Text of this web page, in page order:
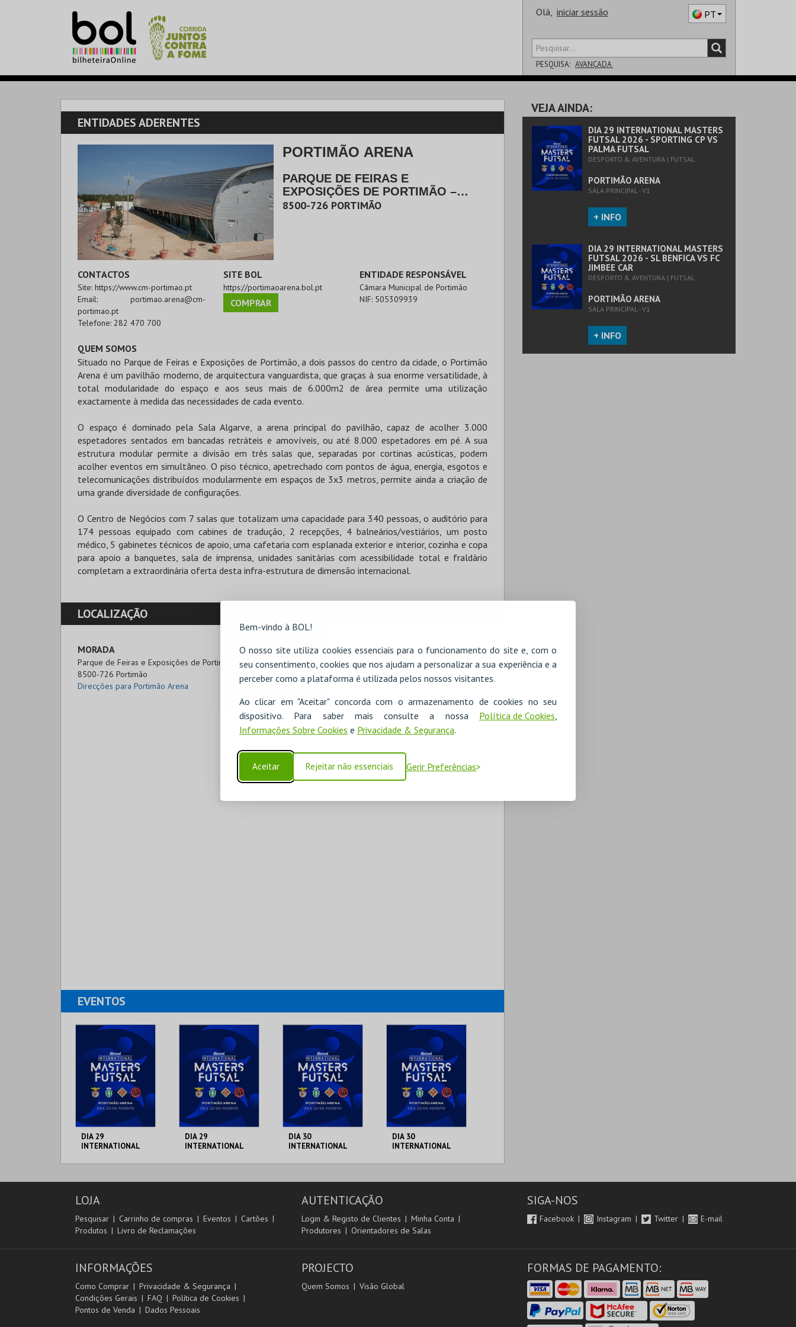
Bem-vindo à BOL!
O nosso site utiliza cookies essenciais para o funcionamento do site e, com o
seu consentimento, cookies que nos ajudam a personalizar a sua experiência e a
perceber como a plataforma é utilizada pelos nossos visitantes.
Ao clicar em "Aceitar" concorda com o armazenamento de cookies no seu
dispositivo. Para saber mais consulte a nossa Política de Cookies
Informações Sobre Cookies e Privacidade & Segurança.
Aceitar Rejeitar não essenciais Gerir Preferências
Olá, iniciar sessão PT
PESQUISA: AVANÇADA
SALA
ENTIDADES ADERENTES
PORTIMÃO ARENA
PARQUE DE FEIRAS E
EXPOSIÇÕES DE PORTIMÃO –
CALDEIRA DO MOINHO
8500-726 PORTIMÃO
CONTACTOS
Site: https://www.cm-portimao.pt
Email: portimao.arena@cm-
portimao.pt
Telefone: 282 470 700
SITE BOL
https://portimaoarena.bol.pt
COMPRAR
ENTIDADE RESPONSÁVEL
Câmara Municipal de Portimão
NIF: 505309939
QUEM SOMOS
Situado no Parque de Feiras e Exposições de Portimão, a dois passos do centro da cidade, o Portimão
Arena é um pavilhão moderno, de arquitectura vanguardista, que graças à sua enorme versatilidade, à
total modularidade do espaço e aos seus mais de 6.000m2 de área permite uma utilização
exactamente à medida das necessidades de cada evento.
O espaço é dominado pela Sala Algarve, a arena principal do pavilhão, capaz de acolher 3.000
espetadores sentados em bancadas retráteis e amovíveis, ou até 8.000 espetadores em pé. A sua
estrutura modular permite a divisão em três salas que, separadas por cortinas acústicas, podem
acolher eventos em simultâneo. O piso técnico, apetrechado com pontos de água, energia, esgotos e
telecomunicações distribuídos modularmente em espaços de 3x3 metros, permite ainda a criação de
uma grande diversidade de configurações.
O Centro de Negócios com 7 salas que totalizam uma capacidade para 340 pessoas, o auditório para
174 pessoas equipado com cabines de tradução, 2 recepções, 4 balneários/vestiários, um posto
médico, 5 gabinetes técnicos de apoio, uma cafetaria com esplanada exterior e interior, cozinha e copa
para apoio a banquetes, sala de imprensa, unidades sanitárias com acessibilidade total e fraldário
completam a extraordinária oferta desta infra-estrutura de dimensão internacional.
LOCALIZAÇÃO
MORADA
Parque de Feiras e Exposições de Portimão – Caldeira do Moinho
8500-726 Portimão
Direcções para Portimão Arena
EVENTOS
DIA 29
INTERNATIONAL
2026 - SPORTING
FUTSAL
COMPRAR
DIA 29
INTERNATIONAL
2026 - SL BENFICA
DIA 30
INTERNATIONAL
2026 - SL BENFICA
DIA 30
INTERNATIONAL
2026 - SPORTING
CARTA
VEJA AINDA:
DIA 29 INTERNATIONAL MASTERS
FUTSAL 2026 - SPORTING CP VS
PALMA FUTSAL
DESPORTO & AVENTURA | FUTSAL
PORTIMÃO ARENA
SALA PRINCIPAL - V1
+ INFO
DIA 29 INTERNATIONAL MASTERS
FUTSAL 2026 - SL BENFICA VS FC
JIMBEE CAR
DESPORTO & AVENTURA | FUTSAL
PORTIMÃO ARENA
SALA PRINCIPAL - V1
+ INFO
LOJA
Pesquisar Carrinho de compras Eventos
Cartões
Produtos
Livro de Reclamações
AUTENTICAÇÃO
Login & Registo de Clientes
Minha Conta
Produtores
Orientadores de Salas
SIGA-NOS
Facebook Instagram Twitter E-mail
INFORMAÇÕES
Como Comprar
Privacidade & Segurança
Condições Gerais
FAQ
Política de Cookies
Pontos de Venda
Dados Pessoais
PROJECTO
Quem Somos Visão Global
FORMAS DE PAGAMENTO: